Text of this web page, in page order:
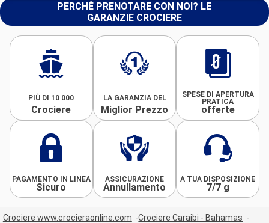
PERCHÈ PRENOTARE CON NOI? LE
GARANZIE CROCIERE
PIÙ DI 10 000
Crociere
LA GARANZIA DEL
Miglior Prezzo
SPESE DI APERTURA
PRATICA
offerte
PAGAMENTO IN LINEA
Sicuro
ASSICURAZIONE
Annullamento
A TUA DISPOSIZIONE
7/7 g
Crociere www.crocieraonline.com
Crociere Caraibi - Bahamas